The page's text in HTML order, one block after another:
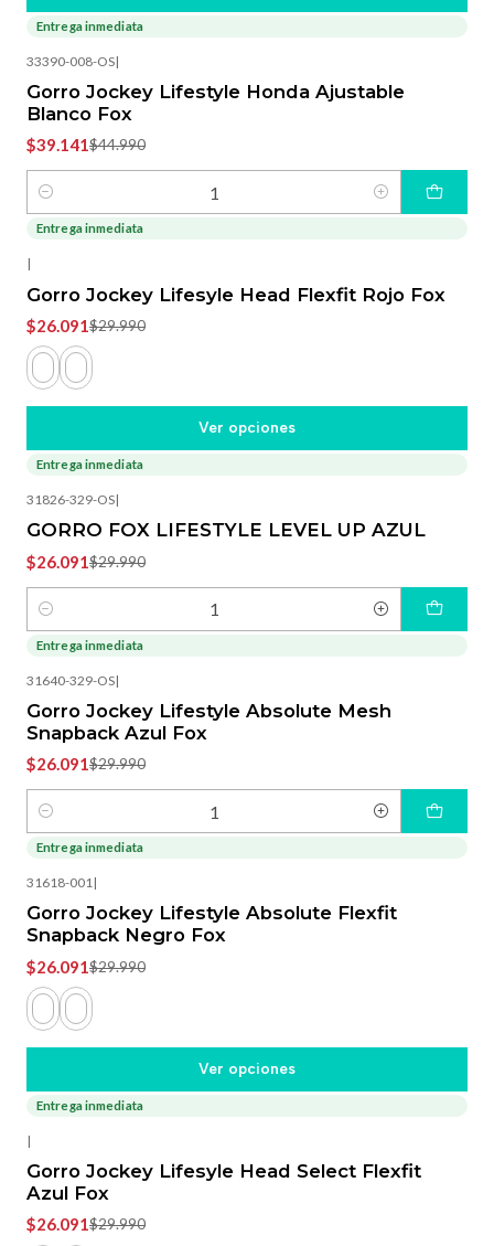
-13%
Entrega inmediata
33390-008-OS|
Gorro Jockey Lifestyle Honda Ajustable
Blanco Fox
$39.141$44.990
Cantidad
Entrega inmediata
|
Gorro Jockey Lifesyle Head Flexfit Rojo Fox
$26.091$29.990
Ver opciones
-13%
Entrega inmediata
31826-329-OS|
GORRO FOX LIFESTYLE LEVEL UP AZUL
$26.091$29.990
Cantidad
-13%
Entrega inmediata
31640-329-OS|
Gorro Jockey Lifestyle Absolute Mesh
Snapback Azul Fox
$26.091$29.990
Cantidad
Entrega inmediata
31618-001|
Gorro Jockey Lifestyle Absolute Flexfit
Snapback Negro Fox
$26.091$29.990
Ver opciones
-13%
Entrega inmediata
|
Gorro Jockey Lifesyle Head Select Flexfit
Azul Fox
$26.091$29.990